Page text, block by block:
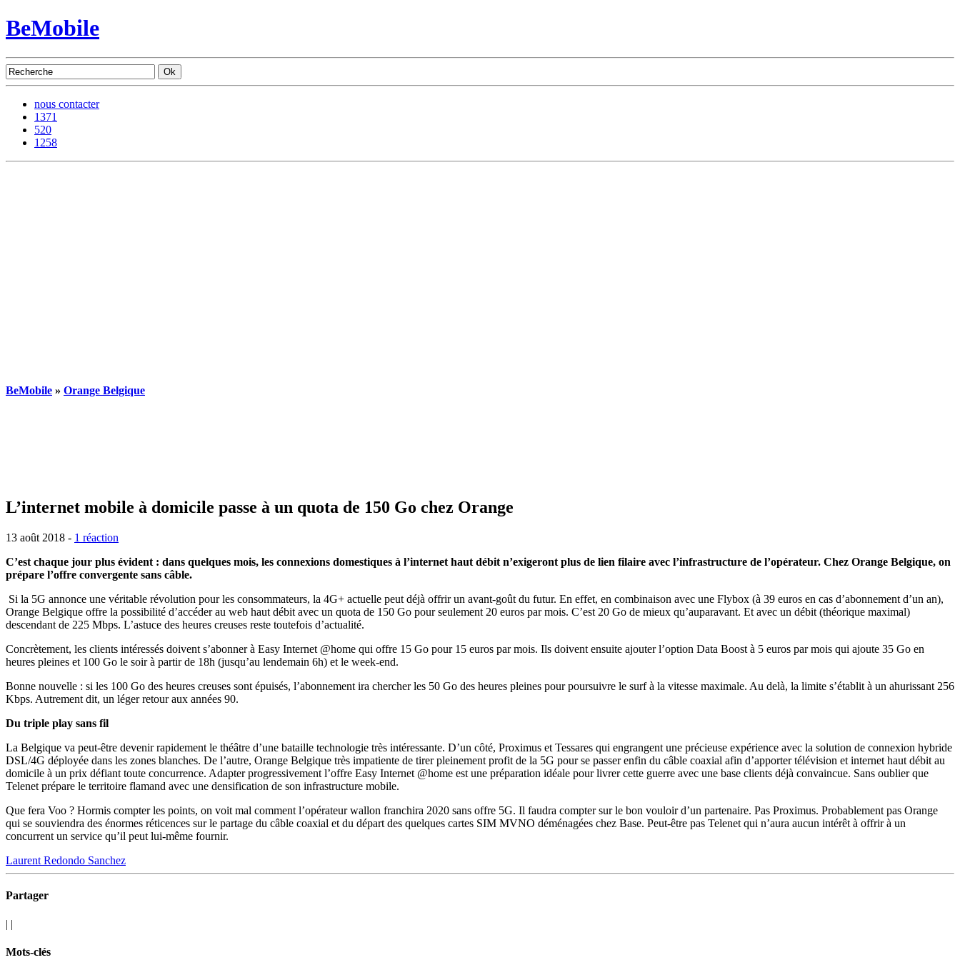
BeMobile
nous contacter
1371
520
1258
BeMobile » Orange Belgique
L’internet mobile à domicile passe à un quota de 150 Go chez Orange
13 août 2018 - 1 réaction
C’est chaque jour plus évident : dans quelques mois, les connexions domestiques à l’internet haut débit n’exigeront plus de lien filaire avec l’infrastructure de l’opérateur. Chez Orange Belgique, on
prépare l’offre convergente sans câble.
Si la 5G annonce une véritable révolution pour les consommateurs, la 4G+ actuelle peut déjà offrir un avant-goût du futur. En effet, en combinaison avec une Flybox (à 39 euros en cas d’abonnement d’un an),
Orange Belgique offre la possibilité d’accéder au web haut débit avec un quota de 150 Go pour seulement 20 euros par mois. C’est 20 Go de mieux qu’auparavant. Et avec un débit (théorique maximal)
descendant de 225 Mbps. L’astuce des heures creuses reste toutefois d’actualité.
Concrètement, les clients intéressés doivent s’abonner à Easy Internet @home qui offre 15 Go pour 15 euros par mois. Ils doivent ensuite ajouter l’option Data Boost à 5 euros par mois qui ajoute 35 Go en
heures pleines et 100 Go le soir à partir de 18h (jusqu’au lendemain 6h) et le week-end.
Bonne nouvelle : si les 100 Go des heures creuses sont épuisés, l’abonnement ira chercher les 50 Go des heures pleines pour poursuivre le surf à la vitesse maximale. Au delà, la limite s’établit à un ahurissant 256
Kbps. Autrement dit, un léger retour aux années 90.
Du triple play sans fil
La Belgique va peut-être devenir rapidement le théâtre d’une bataille technologie très intéressante. D’un côté, Proximus et Tessares qui engrangent une précieuse expérience avec la solution de connexion hybride
DSL/4G déployée dans les zones blanches. De l’autre, Orange Belgique très impatiente de tirer pleinement profit de la 5G pour se passer enfin du câble coaxial afin d’apporter télévision et internet haut débit au
domicile à un prix défiant toute concurrence. Adapter progressivement l’offre Easy Internet @home est une préparation idéale pour livrer cette guerre avec une base clients déjà convaincue. Sans oublier que
Telenet prépare le territoire flamand avec une densification de son infrastructure mobile.
Que fera Voo ? Hormis compter les points, on voit mal comment l’opérateur wallon franchira 2020 sans offre 5G. Il faudra compter sur le bon vouloir d’un partenaire. Pas Proximus. Probablement pas Orange
qui se souviendra des énormes réticences sur le partage du câble coaxial et du départ des quelques cartes SIM MVNO déménagées chez Base. Peut-être pas Telenet qui n’aura aucun intérêt à offrir à un
concurrent un service qu’il peut lui-même fournir.
Laurent Redondo Sanchez
Partager
| |
Mots-clés